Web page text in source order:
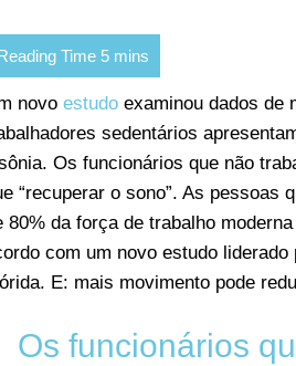
novo estudo examinou dados de
sedentários
Os funcionários que não
“recuperar o sono”. As pessoas
80% da força de trabalho
com um novo estudo
E: mais movimento pode
Os funcionários